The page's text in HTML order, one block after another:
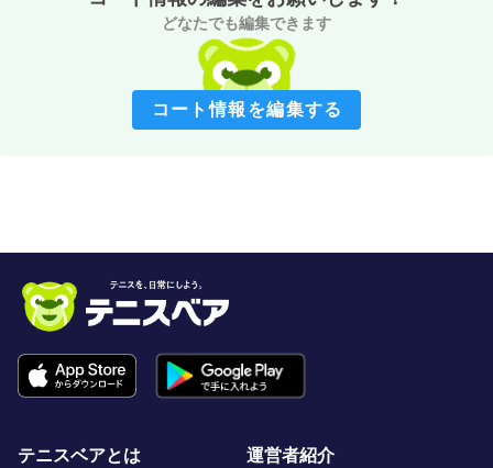
どなたでも編集できます
コート情報を編集する
テニスベアとは 運営者紹介